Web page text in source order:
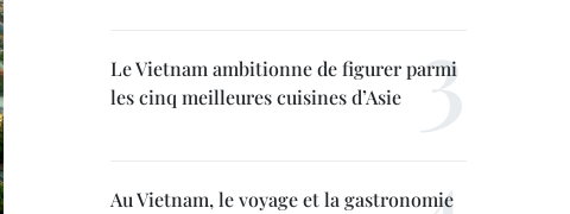
Le Vietnam ambitionne de figurer parmi
les cinq meilleures cuisines d’Asie
Au Vietnam, le voyage et la gastronomie